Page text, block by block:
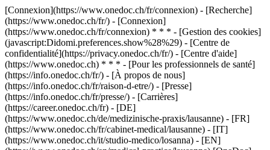
[Connexion](https://www.onedoc.ch/fr/connexion) - [Recherche]
(https://www.onedoc.ch/fr/) - [Connexion]
(https://www.onedoc.ch/fr/connexion) * * * - [Gestion des cookies]
(javascript:Didomi.preferences.show%28%29) - [Centre de
confidentialité](https://privacy.onedoc.ch/fr/) - [Centre d'aide]
(https://www.onedoc.ch) * * * - [Pour les professionnels de santé]
(https://info.onedoc.ch/fr/) - [À propos de nous]
(https://info.onedoc.ch/fr/raison-d-etre/) - [Presse]
(https://info.onedoc.ch/fr/presse/) - [Carrières]
(https://career.onedoc.ch/fr) - [DE]
(https://www.onedoc.ch/de/medizinische-praxis/lausanne) - [FR]
(https://www.onedoc.ch/fr/cabinet-medical/lausanne) - [IT]
(https://www.onedoc.ch/it/studio-medico/losanna) - [EN]